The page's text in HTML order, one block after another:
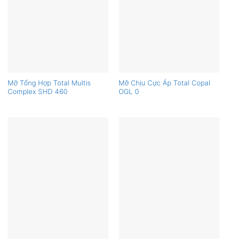
Mỡ Tổng Hợp Total Multis
Complex SHD 460
Mỡ Chịu Cực Áp Total Copal
OGL 0